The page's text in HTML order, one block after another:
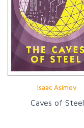
Isaac Asimov
Caves of Steel